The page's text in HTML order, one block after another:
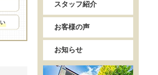
スタッフ紹介
お客様の声
お知らせ